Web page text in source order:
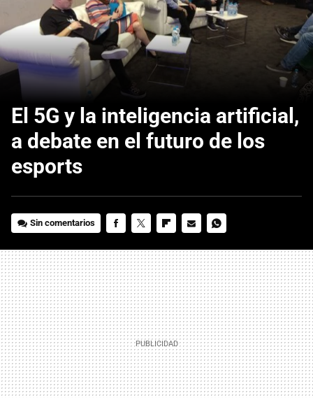
El 5G y la inteligencia artificial,
a debate en el futuro de los
esports
Sin comentarios
MAIL